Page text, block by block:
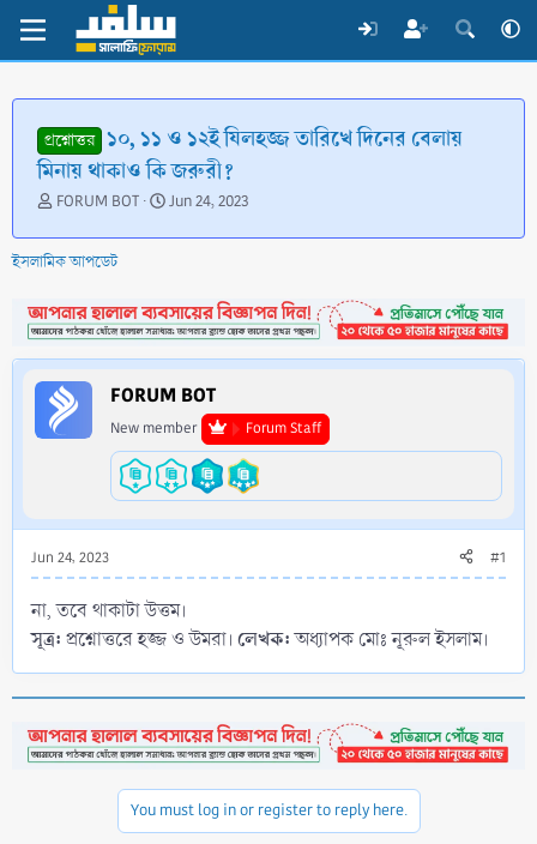
প্রশ্নোত্তর ১০, ১১ ও ১২ই যিলহজ্জ তারিখে দিনের বেলায়
মিনায় থাকাও কি জরুরী?
T
r
e
d
s
t
a
r
t
FORUM BOT
S
a
d
a
t
e
Jun 24, 2023
ইসলামিক আপডেট
FORUM BOT
New member Forum Staff
Jun 24, 2023 #1
না, তবে থাকাটা উত্তম।
সূত্র: প্রশ্নোত্তরে হজ্জ ও উমরা। লেখক:অধ্যাপক মোঃ নূরুল ইসলাম।
You must log in or register to reply here.